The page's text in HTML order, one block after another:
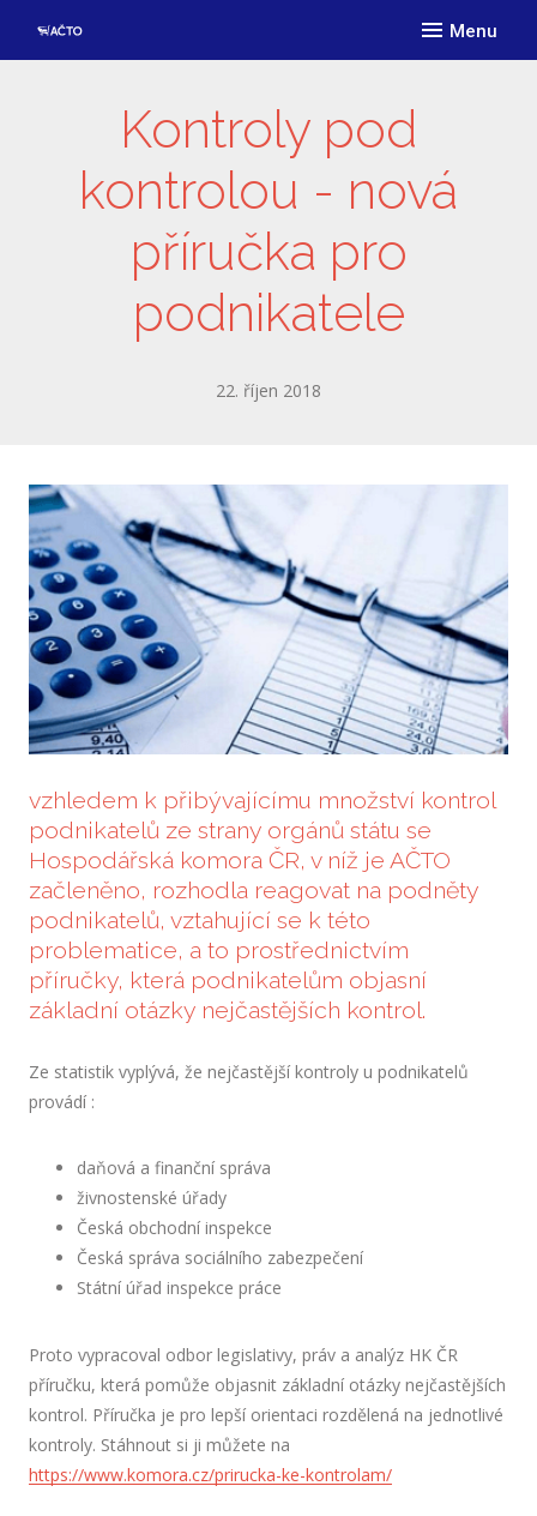
Menu
Kontroly pod
kontrolou - nová
příručka pro
podnikatele
22. říjen 2018
vzhledem k přibývajícímu množství kontrol
podnikatelů ze strany orgánů státu se
Hospodářská komora ČR, v níž je AČTO
začleněno, rozhodla reagovat na podněty
podnikatelů, vztahující se k této
problematice, a to prostřednictvím
příručky, která podnikatelům objasní
základní otázky nejčastějších kontrol.
Ze statistik vyplývá, že nejčastější kontroly u podnikatelů
provádí :
daňová a finanční správa
živnostenské úřady
Česká obchodní inspekce
Česká správa sociálního zabezpečení
Státní úřad inspekce práce
Proto vypracoval odbor legislativy, práv a analýz HK ČR
příručku, která pomůže objasnit základní otázky nejčastějších
kontrol. Příručka je pro lepší orientaci rozdělená na jednotlivé
kontroly. Stáhnout si ji můžete na
https://www.komora.cz/prirucka-ke-kontrolam/